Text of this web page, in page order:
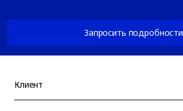
Запросить подробности
Клиент